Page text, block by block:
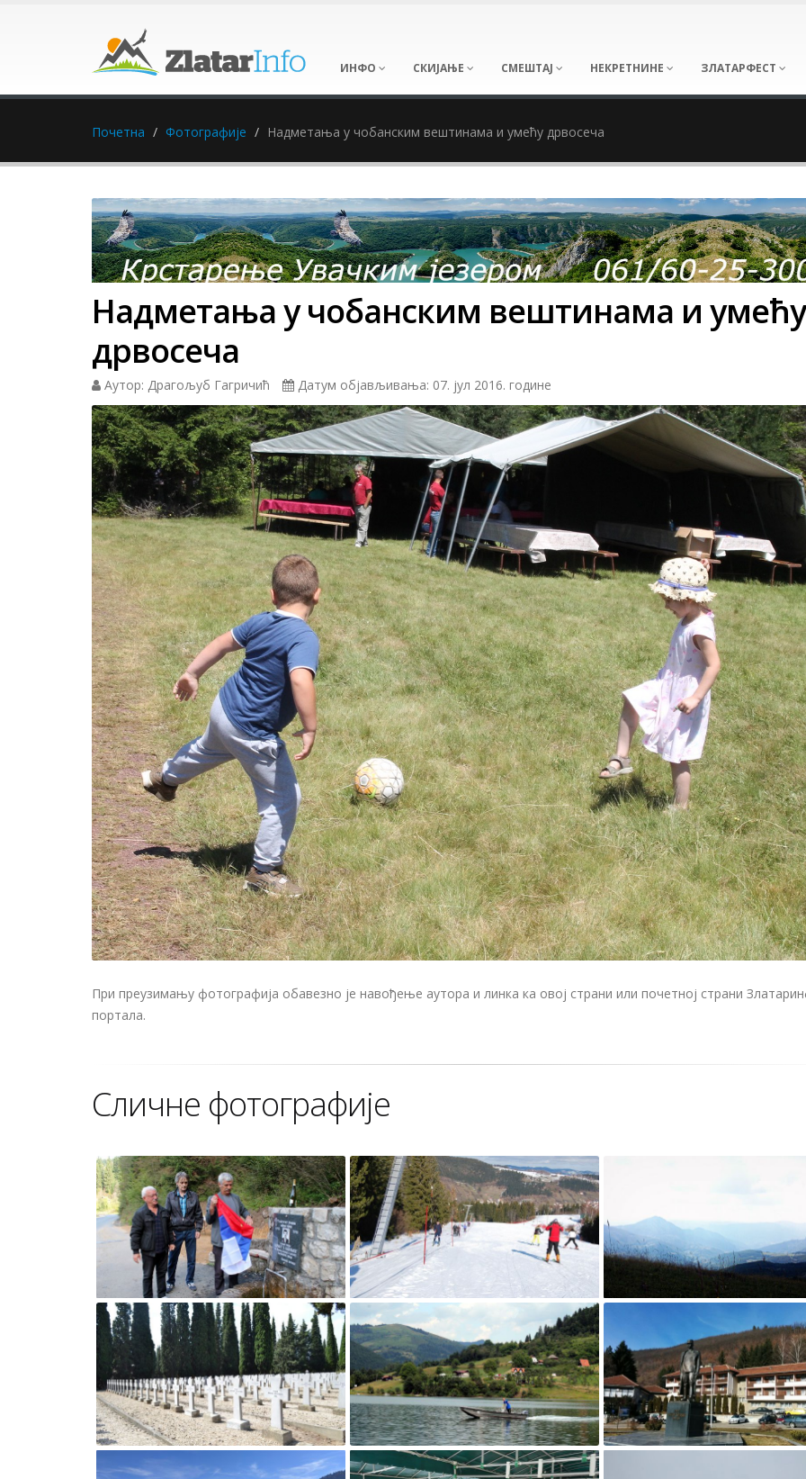
ИНФО СКИЈАЊЕ СМЕШТАЈ НЕКРЕТНИНЕ ЗЛАТАРФЕСТ
Почетна Фотографије Надметања у чобанским вештинама и умећу дрвосеча
Надметања у чобанским вештинама и умећу
дрвосеча
Аутор: Драгољуб Гагричић Датум објављивања: 07. јул 2016. године
При преузимању фотографија обавезно је навођење аутора и линка ка овој страни или почетној страни
портала.
Сличне фотографије